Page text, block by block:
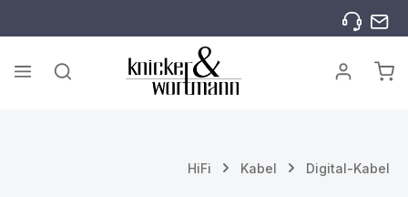
HiFi Kabel Digital-Kabel